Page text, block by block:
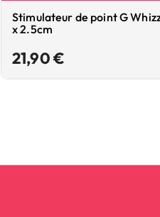
Stimulateur de point G
x 2.5cm
21,90 €Prix